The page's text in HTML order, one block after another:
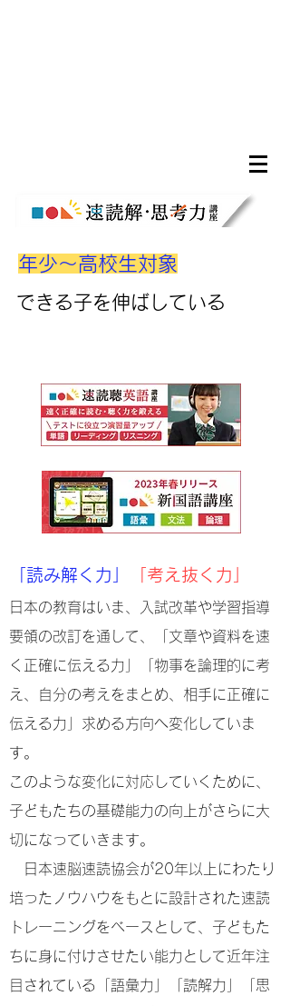
年少～高校生対象
​できる子を伸ばしている
「読み解く力」 「考え抜く力」
​日本の教育はいま、入試改革や学習指導
要領の改訂を通して、「文章や資料を速
く正確に伝える力」「物事を論理的に考
え、自分の考えをまとめ、相手に正確に
伝える力」求める方向へ変化していま
す。
このような変化に対応していくために、
子どもたちの基礎能力の向上がさらに大
切になっていきます。
日本速脳速読協会が20年以上にわたり
培ったノウハウをもとに設計された速読
トレーニングをベースとして、子どもた
ちに身に付けさせたい能力として近年注
目されている 「語彙力」「読解力」「思